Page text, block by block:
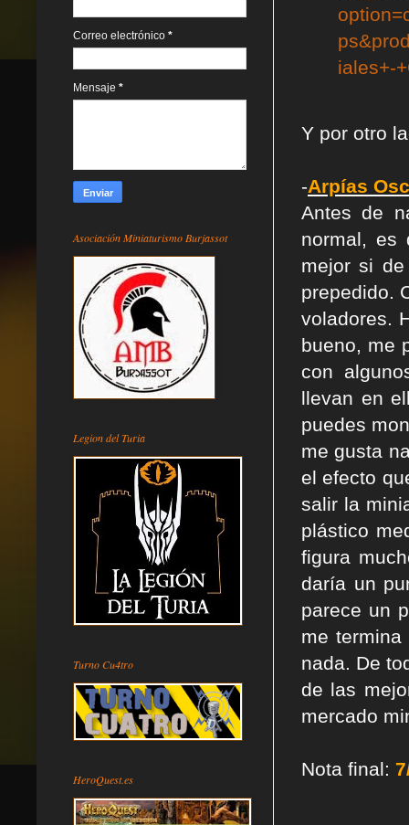
iales+-
Y por otro
-Arpías
Antes de
normal, es
mejor si
prepedido.
voladores.
bueno, me
con
llevan en
puedes
me gusta
el efecto
salir la
plástico
figura
daría un
parece un
me
nada. De
de las
mercado
Nota final:
Correo electrónico *
Mensaje *
Asociación Miniaturismo Burjassot
Legion del Turia
Turno Cu4tro
HeroQuest.es